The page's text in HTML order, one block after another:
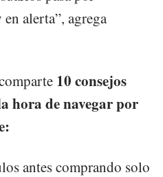
alerta”, agrega
10 consejos
hora de navegar por
antes comprando solo